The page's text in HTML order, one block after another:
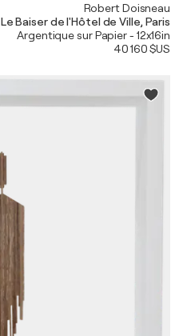
Robert Doisneau
Le Baiser de l'Hôtel de Ville, Paris
Argentique sur Papier - 12x16in
40 160 $US